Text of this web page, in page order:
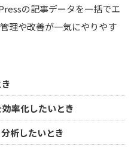
の記事データを一括でエ
理や改善が一気にやりやす
率化したいとき
析したいとき